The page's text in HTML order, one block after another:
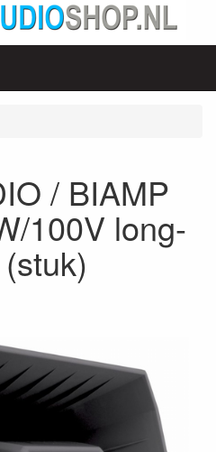
/ BIAMP
100V long-